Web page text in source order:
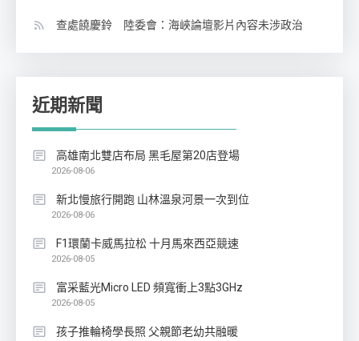
查處饒慶鈴 陸委會：海峽論壇影片內容未涉政治
近期新聞
高雄南北雙店布局 黑毛屋第20店登場
2026-08-06
新北慢旅行開跑 山林溫泉河景一次到位
2026-08-06
F1環蘭卡威馬拉松 十月馬來西亞競速
2026-08-05
富采藍光Micro LED 頻寬衝上3點3GHz
2026-08-05
孩子推輪椅學長照 父親節老幼共融暖